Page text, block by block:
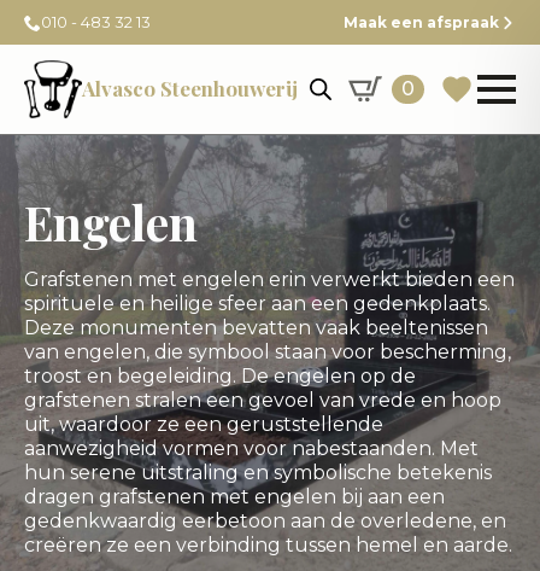
010 - 483 32 13 Maak een afspraak
Alvasco Steenhouwerij 0
Engelen
Grafstenen met engelen erin verwerkt bieden een
spirituele en heilige sfeer aan een gedenkplaats.
Deze monumenten bevatten vaak beeltenissen
van engelen, die symbool staan voor bescherming,
troost en begeleiding. De engelen op de
grafstenen stralen een gevoel van vrede en hoop
uit, waardoor ze een geruststellende
aanwezigheid vormen voor nabestaanden. Met
hun serene uitstraling en symbolische betekenis
dragen grafstenen met engelen bij aan een
gedenkwaardig eerbetoon aan de overledene, en
creëren ze een verbinding tussen hemel en aarde.